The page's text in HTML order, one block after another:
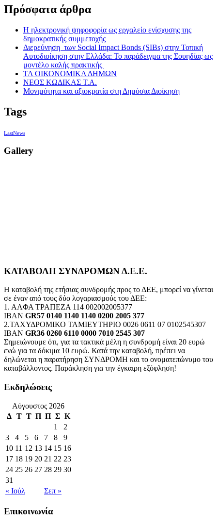
Πρόσφατα άρθρα
Η ηλεκτρονική ψηφοφορία ως εργαλείο ενίσχυσης της
δημοκρατικής συμμετοχής
Διερεύνηση των Social Impact Bonds (SIBs) στην Τοπική
Αυτοδιοίκηση στην Ελλάδα: Το παράδειγμα της Σουηδίας ως
μοντέλο καλής πρακτικής
ΤΑ ΟΙΚΟΝΟΜΙΚΑ ΔΗΜΩΝ
ΝΕΟΣ ΚΩΔΙΚΑΣ Τ.Α.
Μονιμότητα και αξιοκρατία στη Δημόσια Διοίκηση
Tags
LastNews
Gallery
ΚΑΤΑΒΟΛΗ ΣΥΝΔΡΟΜΩΝ Δ.Ε.Ε.
Η καταβολή της ετήσιας συνδρομής προς το ΔΕΕ, μπορεί να γίνεται
σε έναν από τους δύο λογαριασμούς του ΔΕΕ:
1. ΑΛΦΑ ΤΡΑΠΕΖΑ 114 002002005377
IBAN GR57 0140 1140 1140 0200 2005 377
2.ΤΑΧΥΔΡΟΜΙΚΟ ΤΑΜΙΕΥΤΗΡΙΟ 0026 0611 07 0102545307
IBAN GR36 0260 6110 0000 7010 2545 307
Σημειώνουμε ότι, για τα τακτικά μέλη η συνδρομή είναι 20 ευρώ
ενώ για τα δόκιμα 10 ευρώ. Κατά την καταβολή, πρέπει να
δηλώνεται η παρατήρηση ΣΥΝΔΡΟΜΗ και το ονοματεπώνυμο του
καταβάλλοντος. Παράκληση για την έγκαιρη εξόφληση!
Εκδηλώσεις
Αύγουστος 2026
Δ Τ Τ Π Π Σ Κ
1
2
3
4 5 6 7 8
9
10 11 12 13 14 15 16
17 18 19 20 21 22 23
24 25 26 27 28 29 30
31
« Ιούλ
Σεπ »
Επικοινωνία